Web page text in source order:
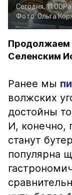
Сегодня, 11:00
Фото:Ольга
Продолжаем
Селенским
Ранее мы
волжских
достойны
И, конечно,
станут
популярна